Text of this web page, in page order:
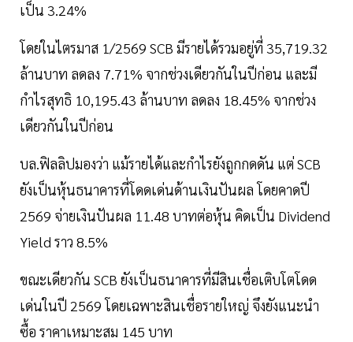
เป็น 3.24%
โดยในไตรมาส 1/2569 SCB มีรายได้รวมอยู่ที่ 35,719.32
ล้านบาท ลดลง 7.71% จากช่วงเดียวกันในปีก่อน และมี
กำไรสุทธิ 10,195.43 ล้านบาท ลดลง 18.45% จากช่วง
เดียวกันในปีก่อน
บล.ฟิลลิปมองว่า แม้รายได้และกำไรยังถูกกดดัน แต่ SCB
ยังเป็นหุ้นธนาคารที่โดดเด่นด้านเงินปันผล โดยคาดปี
2569 จ่ายเงินปันผล 11.48 บาทต่อหุ้น คิดเป็น Dividend
Yield ราว 8.5%
ขณะเดียวกัน SCB ยังเป็นธนาคารที่มีสินเชื่อเติบโตโดด
เด่นในปี 2569 โดยเฉพาะสินเชื่อรายใหญ่ จึงยังแนะนำ
ซื้อ ราคาเหมาะสม 145 บาท